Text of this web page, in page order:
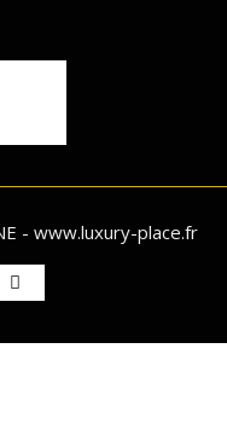
- www.luxury-place.fr